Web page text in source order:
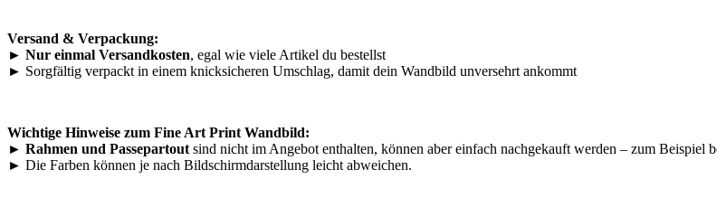
Versand & Verpackung:
► Nur einmal Versandkosten, egal wie viele Artikel du bestellst
► Sorgfältig verpackt in einem knicksicheren Umschlag, damit dein Wandbild unversehrt ankommt
Wichtige Hinweise zum Fine Art Print Wandbild:
► Rahmen und Passepartout sind nicht im Angebot enthalten, können aber einfach nachgekauft werden – zum Beispiel
► Die Farben können je nach Bildschirmdarstellung leicht abweichen.